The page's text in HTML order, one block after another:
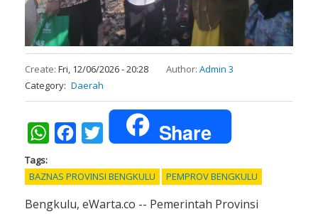
Create: Fri, 12/06/2026 - 20:28 Author: Admin 3
Category Daerah
WhatsAppFacebookTwitter Share
Tags
BAZNAS PROVINSI BENGKULU
PEMPROV BENGKULU
Bengkulu, eWarta.co -- Pemerintah Provinsi